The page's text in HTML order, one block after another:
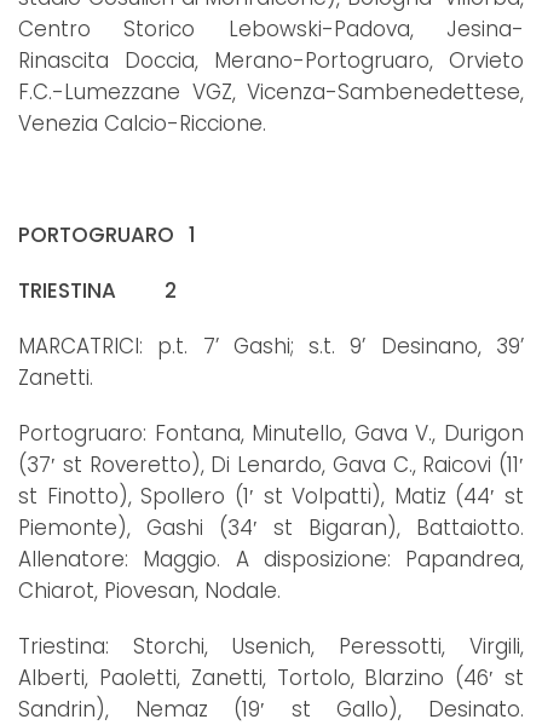
Centro Storico Lebowski-Padova, Jesina-
Rinascita Doccia, Merano-Portogruaro, Orvieto
F.C.-Lumezzane VGZ, Vicenza-Sambenedettese,
Venezia Calcio-Riccione.
PORTOGRUARO 1
TRIESTINA 2
MARCATRICI: p.t. 7’ Gashi; s.t. 9’ Desinano, 39’
Zanetti.
Portogruaro: Fontana, Minutello, Gava V., Durigon
(37′ st Roveretto), Di Lenardo, Gava C., Raicovi (11′
st Finotto), Spollero (1′ st Volpatti), Matiz (44′ st
Piemonte), Gashi (34′ st Bigaran), Battaiotto.
Allenatore: Maggio. A disposizione: Papandrea,
Chiarot, Piovesan, Nodale.
Triestina: Storchi, Usenich, Peressotti, Virgili,
Alberti, Paoletti, Zanetti, Tortolo, Blarzino (46′ st
Sandrin), Nemaz (19′ st Gallo), Desinato.